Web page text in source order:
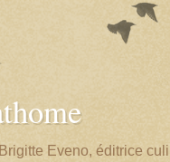
Eveno, éditrice